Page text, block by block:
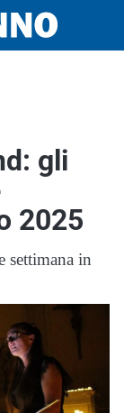
gli
2025
settimana in